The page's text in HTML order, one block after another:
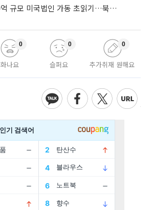
신성에스티, 2300억 규모 미국법인 가동 초읽기…북미 ESS 공략 본격화
화나요
0
슬퍼요
0
추가취재 원해요
0